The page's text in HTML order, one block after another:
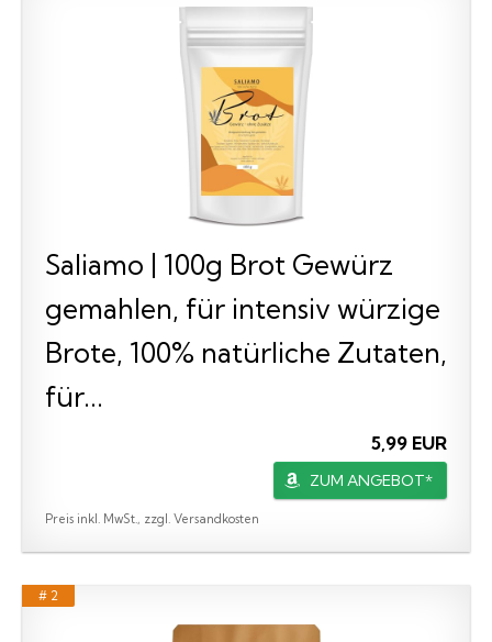
Saliamo | 100g Brot Gewürz
gemahlen, für intensiv würzige
Brote, 100% natürliche Zutaten,
für...
5,99 EUR
ZUM ANGEBOT*
Preis inkl. MwSt., zzgl. Versandkosten
# 2